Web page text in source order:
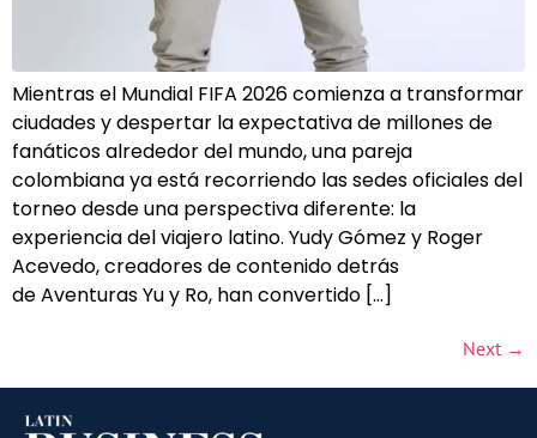
Mientras el Mundial FIFA 2026 comienza a transformar
ciudades y despertar la expectativa de millones de
fanáticos alrededor del mundo, una pareja
colombiana ya está recorriendo las sedes oficiales del
torneo desde una perspectiva diferente: la
experiencia del viajero latino. Yudy Gómez y Roger
Acevedo, creadores de contenido detrás
de Aventuras Yu y Ro, han convertido […]
Next →